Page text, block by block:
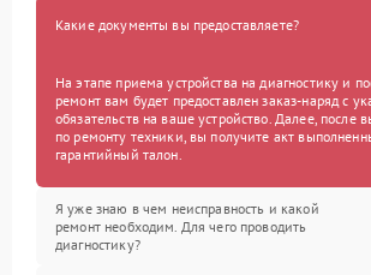
Какие документы вы предоставляете?
На этапе приема устройства на диагностику и
ремонт вам будет предоставлен заказ-наряд с
обязательств на ваше устройство. Далее, после
по ремонту техники, вы получите акт
гарантийный талон.
Я уже знаю в чем неисправность и какой
ремонт необходим. Для чего проводить
диагностику?